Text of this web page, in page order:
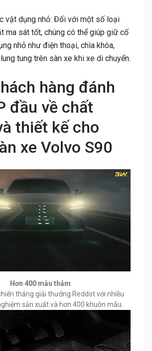
vật dụng nhỏ: Đối với một số loại
ma sát tốt, chúng có thể giúp giữ cố
nhỏ như điện thoại, chìa khóa,
tung trên sàn xe khi xe di chuyển.
hàng đánh
đầu về chất
thiết kế cho
xe Volvo S90
Hơn 400 mẫu thảm
thắng giải thưởng Reddot với nhiều
sản xuất và hơn 400 khuôn mẫu.